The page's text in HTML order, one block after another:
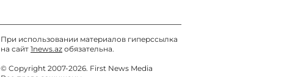
При использовании материалов гиперссылка
на сайт 1news.az обязательна.
© Copyright 2007-2026. First News Media